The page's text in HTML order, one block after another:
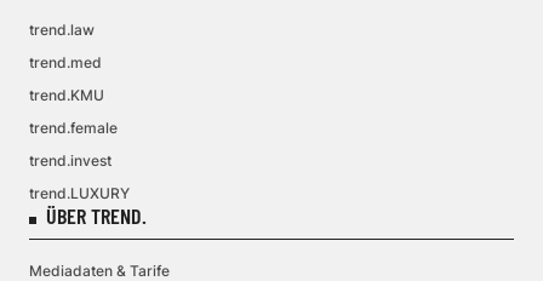
trend.law
trend.med
trend.KMU
trend.female
trend.invest
trend.LUXURY
ÜBER TREND.
Mediadaten & Tarife